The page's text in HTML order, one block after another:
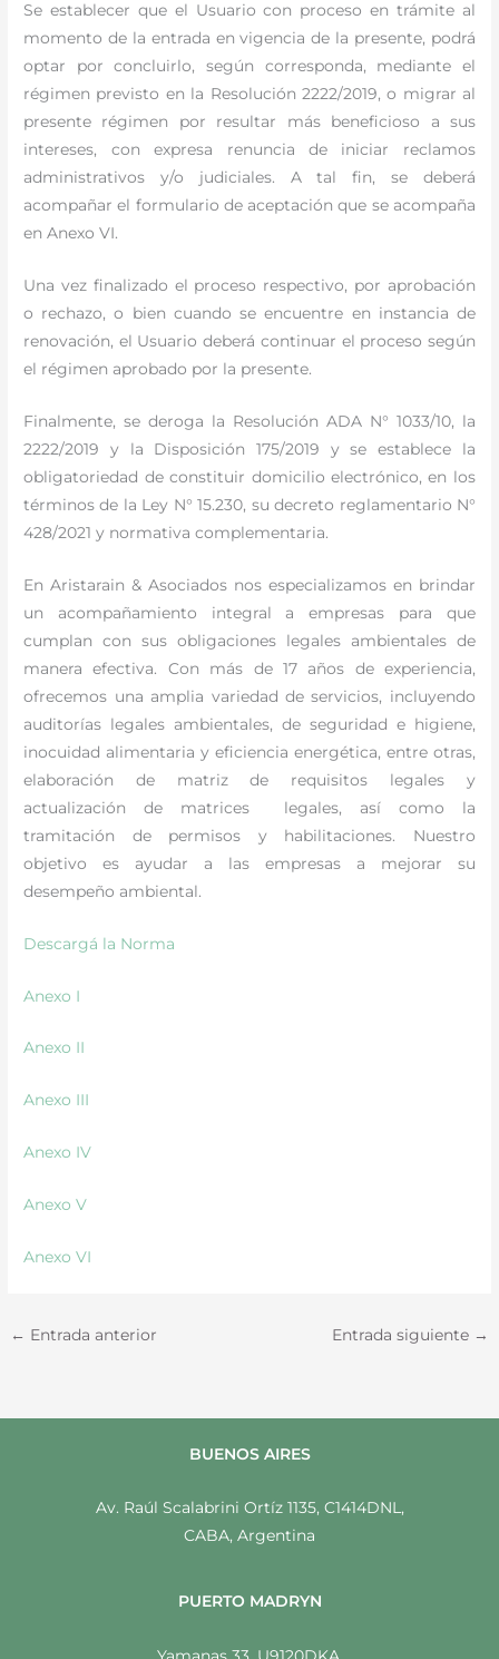
Se establecer que el Usuario con proceso en trámite al
momento de la entrada en vigencia de la presente, podrá
optar por concluirlo, según corresponda, mediante el
régimen previsto en la Resolución 2222/2019, o migrar al
presente régimen por resultar más beneficioso a sus
intereses, con expresa renuncia de iniciar reclamos
administrativos y/o judiciales. A tal fin, se deberá
acompañar el formulario de aceptación que se acompaña
en Anexo VI.
Una vez finalizado el proceso respectivo, por aprobación
o rechazo, o bien cuando se encuentre en instancia de
renovación, el Usuario deberá continuar el proceso según
el régimen aprobado por la presente.
Finalmente, se deroga la Resolución ADA N° 1033/10, la
2222/2019 y la Disposición 175/2019 y se establece la
obligatoriedad de constituir domicilio electrónico, en los
términos de la Ley N° 15.230, su decreto reglamentario N°
428/2021 y normativa complementaria.
En Aristarain & Asociados nos especializamos en brindar
un acompañamiento integral a empresas para que
cumplan con sus obligaciones legales ambientales de
manera efectiva. Con más de 17 años de experiencia,
ofrecemos una amplia variedad de servicios, incluyendo
auditorías legales ambientales, de seguridad e higiene,
inocuidad alimentaria y eficiencia energética, entre otras,
elaboración de matriz de requisitos legales y
actualización de matrices legales, así como la
tramitación de permisos y habilitaciones. Nuestro
objetivo es ayudar a las empresas a mejorar su
desempeño ambiental.
Descargá la Norma
Anexo I
Anexo II
Anexo III
Anexo IV
Anexo V
Anexo VI
← Entrada anterior Entrada siguiente →
BUENOS AIRES
Av. Raúl Scalabrini Ortíz 1135, C1414DNL,
CABA, Argentina
PUERTO MADRYN